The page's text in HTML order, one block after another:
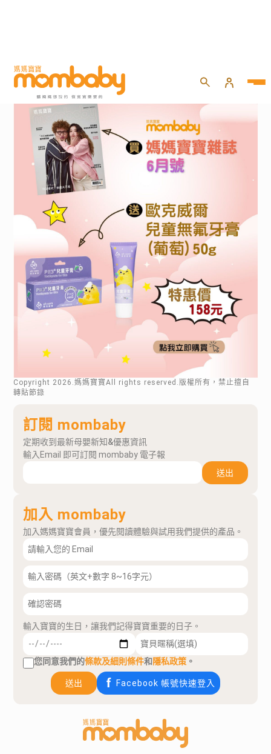
Copyright 2026 .媽媽寶寶All rights reserved.版權所有，禁止擅自
轉貼節錄
訂閱 mombaby
定期收到最新母嬰新知&優惠資訊
輸入Email 即可訂閱 mombaby 電子報
送出
加入 mombaby
加入媽媽寶寶會員，優先閱讀體驗與試用我們提供的產品。
輸入寶寶的生日，讓我們記得寶寶重要的日子。
您同意我們的條款及細則條件和隱私政策 。
送出 Facebook 帳號快速登入